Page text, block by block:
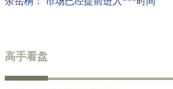
高手看盘